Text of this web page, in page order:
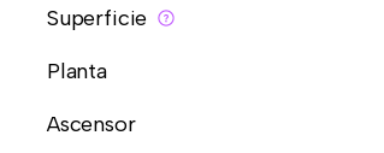
Superficie
Planta
Ascensor